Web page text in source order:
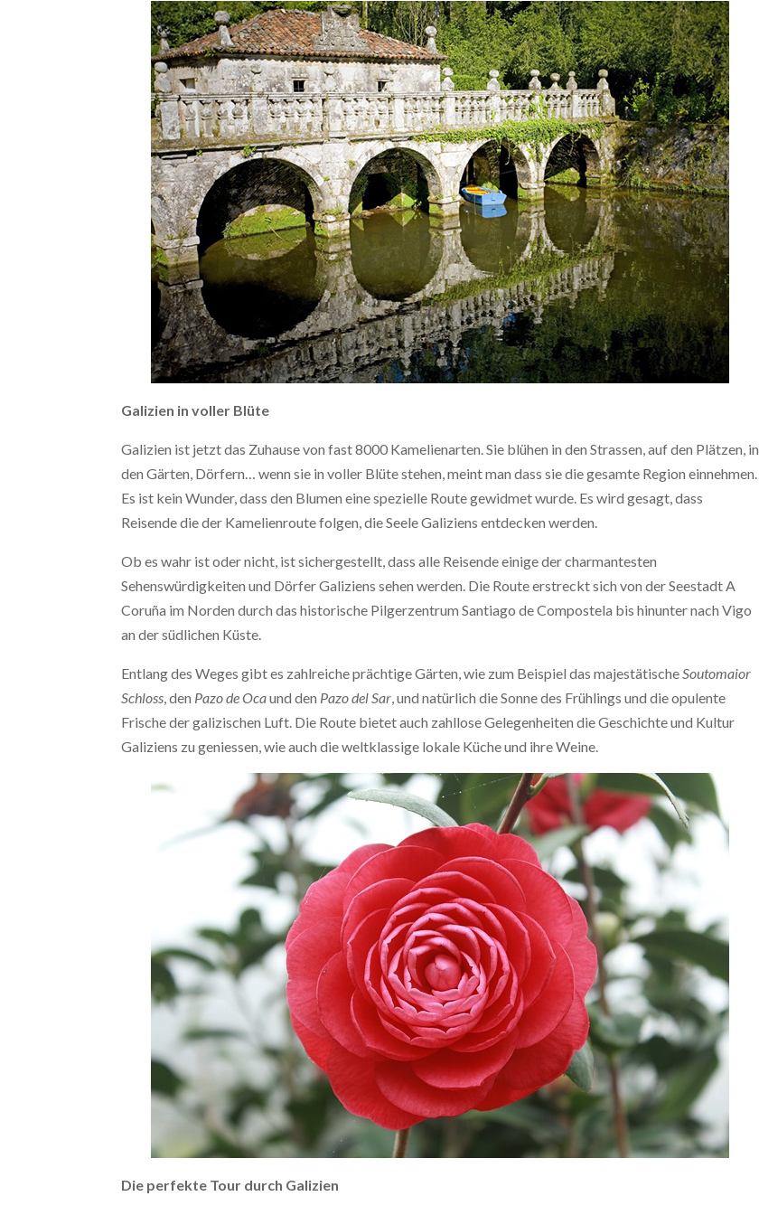
Galizien in voller Blüte
Galizien ist jetzt das Zuhause von fast 8000 Kamelienarten. Sie blühen in den Strassen, auf den Plätzen, in
den Gärten, Dörfern… wenn sie in voller Blüte stehen, meint man dass sie die gesamte Region einnehmen.
Es ist kein Wunder, dass den Blumen eine spezielle Route gewidmet wurde. Es wird gesagt, dass
Reisende die der Kamelienroute folgen, die Seele Galiziens entdecken werden.
Ob es wahr ist oder nicht, ist sichergestellt, dass alle Reisende einige der charmantesten
Sehenswürdigkeiten und Dörfer Galiziens sehen werden. Die Route erstreckt sich von der Seestadt A
Coruña im Norden durch das historische Pilgerzentrum Santiago de Compostela bis hinunter nach Vigo
an der südlichen Küste.
Entlang des Weges gibt es zahlreiche prächtige Gärten, wie zum Beispiel das majestätischeSoutomaior
Schloss, den Pazo de Ocaund den Pazo del Sar, und natürlich die Sonne des Frühlings und die opulente
Frische der galizischen Luft. Die Route bietet auch zahllose Gelegenheiten die Geschichte und Kultur
Galiziens zu geniessen, wie auch die weltklassige lokale Küche und ihre Weine.
Die perfekte Tour durch Galizien